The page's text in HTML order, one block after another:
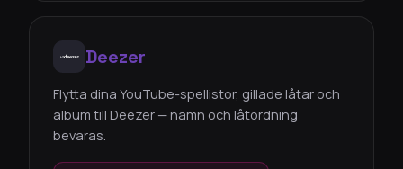
Deezer
Flytta dina YouTube-spellistor, gillade låtar och
album till Deezer — namn och låtordning
bevaras.